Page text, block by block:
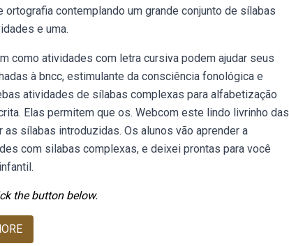
contemplando um grande conjunto de sílabas
e uma.
como atividades com letra cursiva podem ajudar seus
à bncc, estimulante da consciência fonológica e
atividades de sílabas complexas para alfabetização
Elas permitem que os. Webcom este lindo livrinho das
sílabas introduzidas. Os alunos vão aprender a
com silabas complexas, e deixei prontas para você
the button below.